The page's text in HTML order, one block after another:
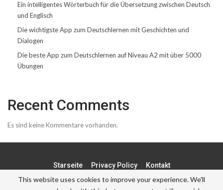
Ein intelligentes Wörterbuch für die Übersetzung zwischen Deutsch
und Englisch
Die wichtigste App zum Deutschlernen mit Geschichten und
Dialogen
Die beste App zum Deutschlernen auf Niveau A2 mit über 5000
Übungen
Recent Comments
Es sind keine Kommentare vorhanden.
Starseite Privacy Policy Kontakt
This website uses cookies to improve your experience. We'll